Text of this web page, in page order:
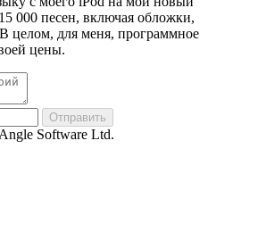
000 песен, включая обложки,
целом, для меня, программное
цены.
Software Ltd.